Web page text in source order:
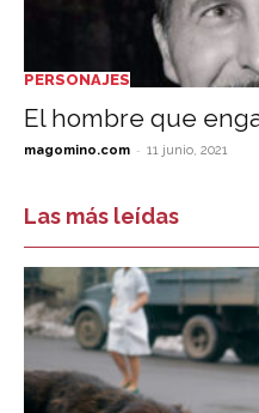
PERSONAJES
El hombre que
magomino.com - 11 junio, 2021
Las más leídas